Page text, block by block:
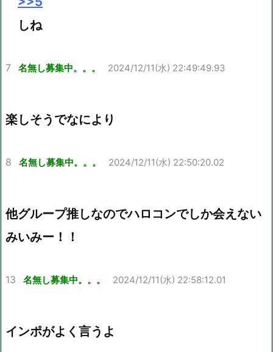
しね
7 名無し募集中。。。 2024/12/11(水) 22:49:49.93
楽しそうでなにより
8 名無し募集中。。。 2024/12/11(水) 22:50:20.02
他グループ推しなのでハロコンでしか会えない
みいみー！！
13 名無し募集中。。。 2024/12/11(水) 22:58:12.01
インポがよく言うよ